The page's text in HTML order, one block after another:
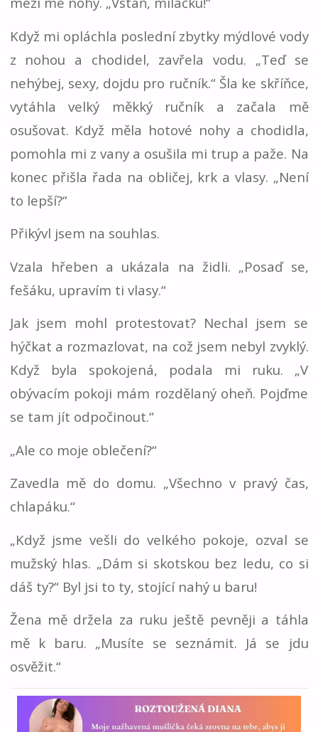
Když mi opláchla poslední zbytky mýdlové vody
z nohou a chodidel, zavřela vodu. „Teď se
nehýbej, sexy, dojdu pro ručník.“ Šla ke skříňce,
vytáhla velký měkký ručník a začala mě
osušovat. Když měla hotové nohy a chodidla,
pomohla mi z vany a osušila mi trup a paže. Na
konec přišla řada na obličej, krk a vlasy. „Není
to lepší?“
Přikývl jsem na souhlas.
Vzala hřeben a ukázala na židli. „Posaď se,
fešáku, upravím ti vlasy.“
Jak jsem mohl protestovat? Nechal jsem se
hýčkat a rozmazlovat, na což jsem nebyl zvyklý.
Když byla spokojená, podala mi ruku. „V
obývacím pokoji mám rozdělaný oheň. Pojďme
se tam jít odpočinout.“
„Ale co moje oblečení?“
Zavedla mě do domu. „Všechno v pravý čas,
chlapáku.“
„Když jsme vešli do velkého pokoje, ozval se
mužský hlas. „Dám si skotskou bez ledu, co si
dáš ty?“ Byl jsi to ty, stojící nahý u baru!
Žena mě držela za ruku ještě pevněji a táhla
mě k baru. „Musíte se seznámit. Já se jdu
osvěžit.“